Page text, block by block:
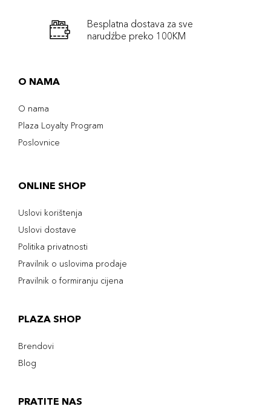
Besplatna dostava za sve
narudźbe preko 100KM
O NAMA
O nama
Plaza Loyalty Program
Poslovnice
ONLINE SHOP
Uslovi korištenja
Uslovi dostave
Politika privatnosti
Pravilnik o uslovima prodaje
Pravilnik o formiranju cijena
PLAZA SHOP
Brendovi
Blog
PRATITE NAS